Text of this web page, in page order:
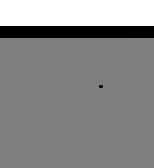
de sécurisation des paiements
il s’agit de
qui sont utilisés afin